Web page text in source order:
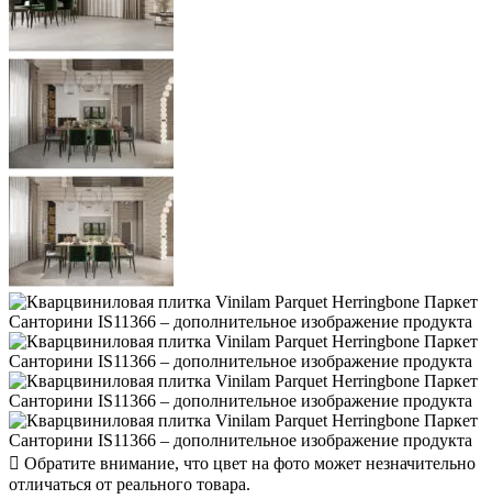
Обратите внимание, что цвет на фото может незначительно
отличаться от реального товара.